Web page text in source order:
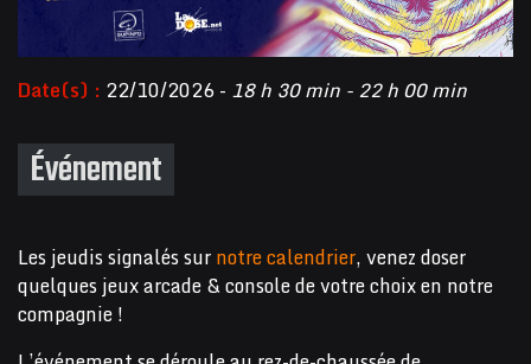
Date(s) : 22/10/2026 - 18 h 30 min - 22 h 00 min
Événement
Les jeudis signalés surnotre calendrier, venez doser
quelques jeux arcade & console de votre choix en notre
compagnie !